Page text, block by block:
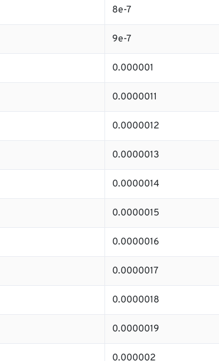
8e-7
9e-7
0.000001
0.0000011
0.0000012
0.0000013
0.0000014
0.0000015
0.0000016
0.0000017
0.0000018
0.0000019
0.000002